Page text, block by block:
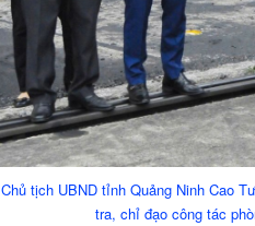
Chủ tịch UBND tỉnh Quảng Ninh Cao
tra, chỉ đạo công tác